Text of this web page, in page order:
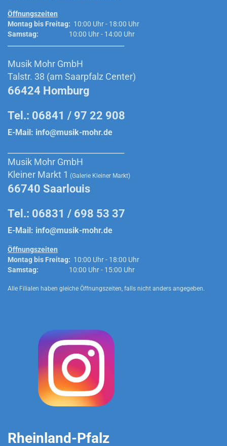
Öffnungszeiten
Montag bis Freitag: 10:00 Uhr - 18:00 Uhr
Samstag: 10:00 Uhr - 14:00 Uhr
Musik Mohr GmbH
Talstr. 38 (am Saarpfalz Center)
66424 Homburg
Tel.: 06841 / 97 22 908
E-Mail: info@musik-mohr.de
Musik Mohr GmbH
Kleiner Markt 1 (Galerie Kleiner Markt)
66740 Saarlouis
Tel.: 06831 / 698 53 37
E-Mail: info@musik-mohr.de
Öffnungszeiten
Montag bis Freitag: 10:00 Uhr - 18:00 Uhr
Samstag: 10:00 Uhr - 15:00 Uhr
Alle Filialen haben gleiche Öffnungszeiten, falls nicht anders angegeben.
Rheinland-Pfalz